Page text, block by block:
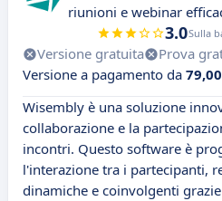
riunioni e webinar
3.0Sulla
Versione gratuita Prova
Versione a pagamento da
Wisembly è una soluzione
collaborazione e la
incontri. Questo software è
l'interazione tra i partecipanti,
dinamiche e coinvolgenti